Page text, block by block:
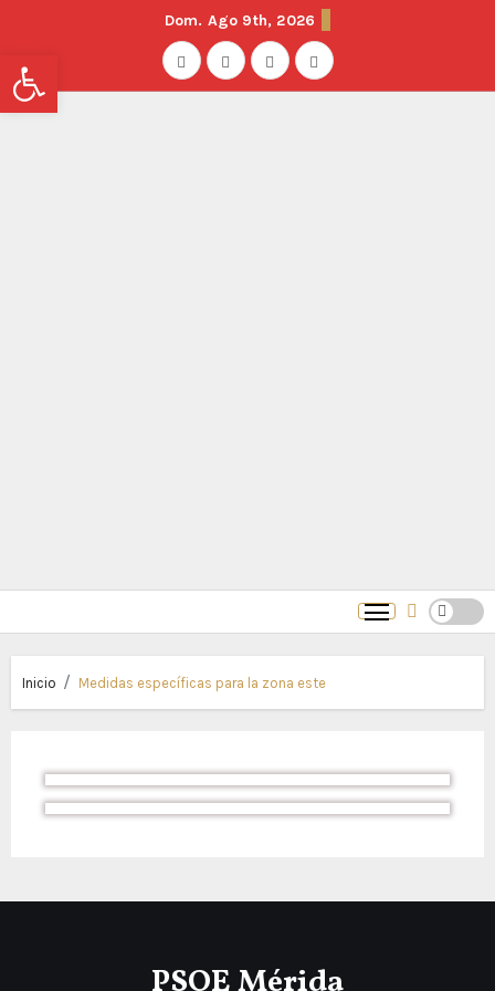
Dom. Ago 9th, 2026
Inicio Medidas específicas para la zona este
PSOE Mérida
Abrir barra de herramientas